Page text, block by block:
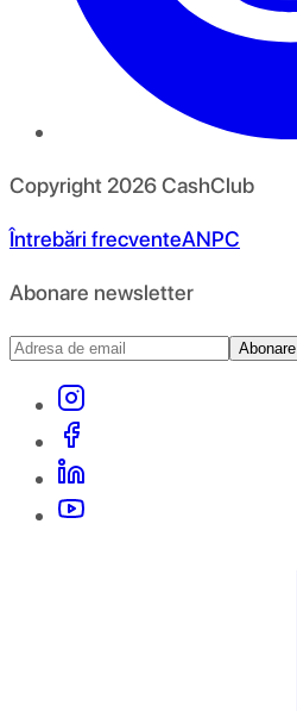
Copyright 2026CashClub
Întrebări frecventeANPC
Abonare newsletter
Abonare